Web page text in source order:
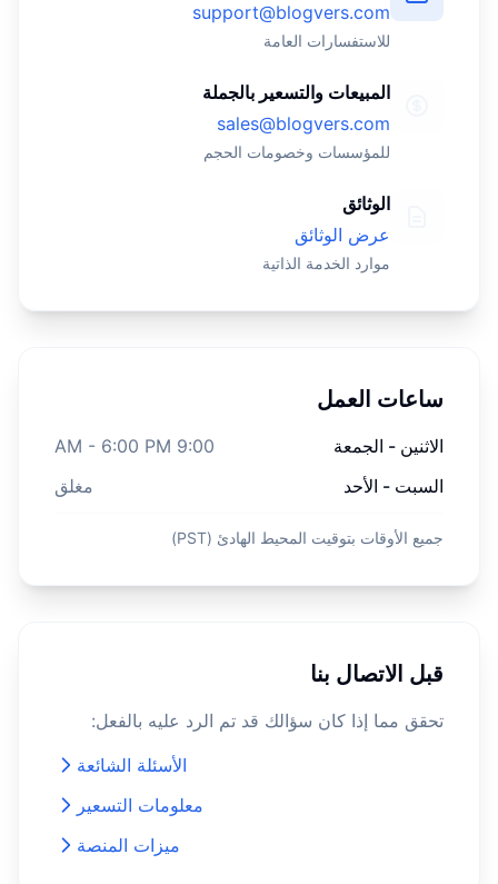
support@blogvers.com
للاستفسارات العامة
المبيعات والتسعير بالجملة
sales@blogvers.com
للمؤسسات وخصومات الحجم
الوثائق
عرض الوثائق
موارد الخدمة الذاتية
ساعات العمل
الاثنين - الجمعة
9:00 AM - 6:00 PM
السبت - الأحد
مغلق
جميع الأوقات بتوقيت المحيط الهادئ (PST)
قبل الاتصال بنا
تحقق مما إذا كان سؤالك قد تم الرد عليه بالفعل:
الأسئلة الشائعة
معلومات التسعير
ميزات المنصة